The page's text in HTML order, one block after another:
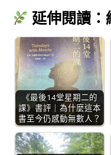
延伸閱讀：
《最後14堂星期二的
課》書評｜為什麼這本
書至今仍感動無數人？